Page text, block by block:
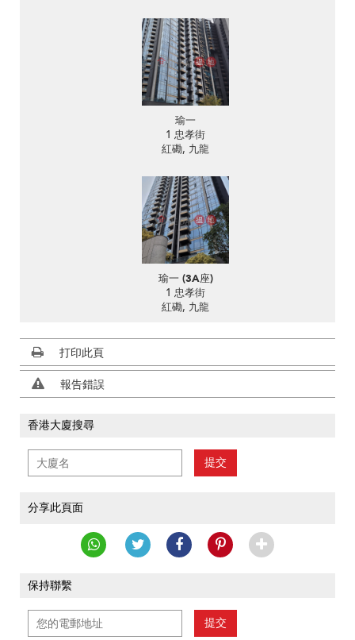
瑜一
1 忠孝街
紅磡, 九龍
瑜一 (3A座)
1 忠孝街
紅磡, 九龍
打印此頁
報告錯誤
香港大廈搜尋
提交
分享此頁面
保持聯繫
提交